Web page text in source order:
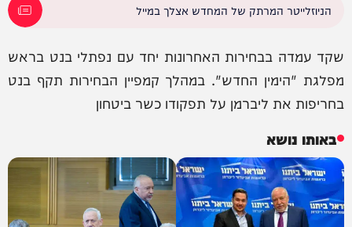
הניוזלייטר המרתק של המחדש אצלך במייל
שקד עמדה בבחירות האחרונות יחד עם נפתלי בנט בראש
מפלגת "הימין החדש". במהלך קמפיין הבחירות תקף בנט
בחריפות את ליברמן על תפקודו כשר ביטחון
באותו נושא